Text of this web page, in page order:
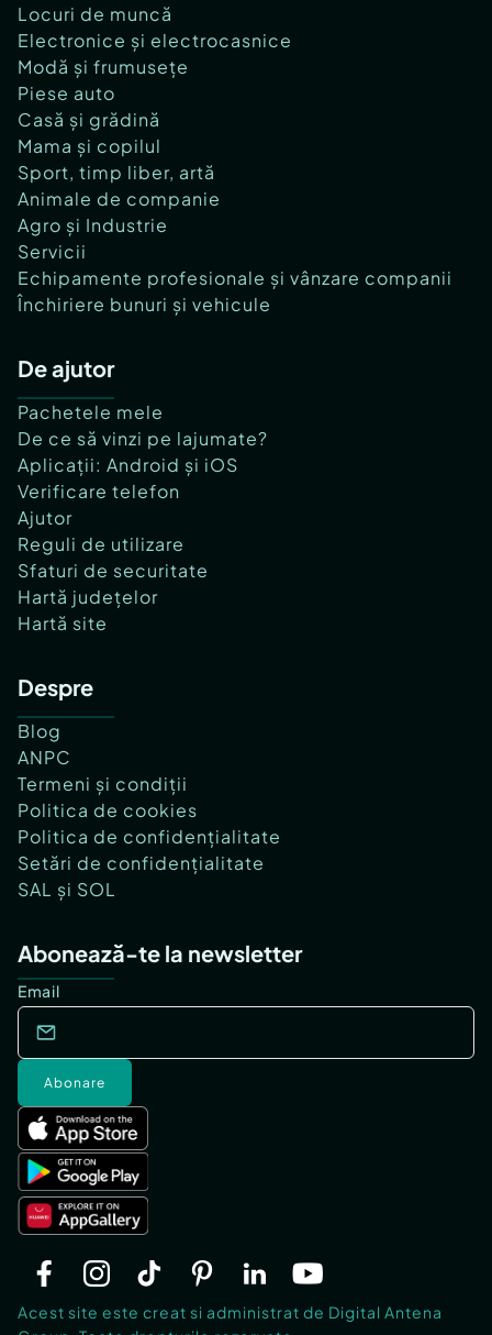
Locuri de muncă
Electronice și electrocasnice
Modă și frumusețe
Piese auto
Casă și grădină
Mama și copilul
Sport, timp liber, artă
Animale de companie
Agro și Industrie
Servicii
Echipamente profesionale și vânzare companii
Închiriere bunuri și vehicule
De ajutor
Pachetele mele
De ce să vinzi pe lajumate?
Aplicații: Android și iOS
Verificare telefon
Ajutor
Reguli de utilizare
Sfaturi de securitate
Hartă județelor
Hartă site
Despre
Blog
ANPC
Termeni și condiții
Politica de cookies
Politica de confidențialitate
Setări de confidențialitate
SAL și SOL
Abonează-te la newsletter
Email
Abonare
Acest site este creat si administrat de Digital Antena